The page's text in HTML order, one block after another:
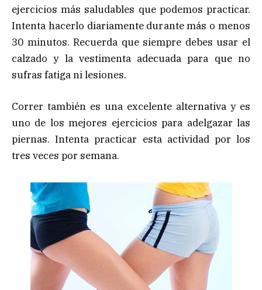
ejercicios más saludables que podemos practicar.
Intenta hacerlo diariamente durante más o menos
30 minutos. Recuerda que siempre debes usar el
calzado y la vestimenta adecuada para que no
sufras fatiga ni lesiones.
Correr también es una excelente alternativa y es
uno de los mejores ejercicios para adelgazar las
piernas. Intenta practicar esta actividad por los
tres veces por semana.